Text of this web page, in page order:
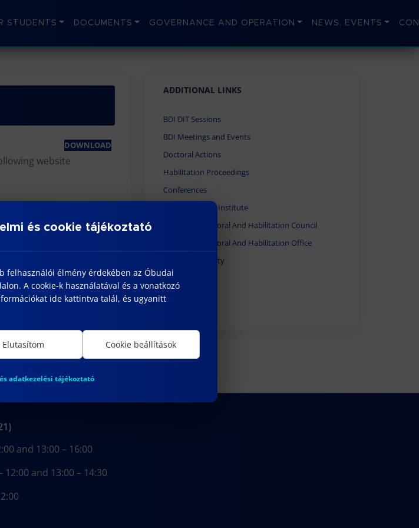
STUDENTS DOCUMENTS GOVERNANCE AND OPERATION NEWS, EVENTS
DOWNLOAD
website
ADDITIONAL LINKS
BDI DIT Sessions
BDI Meetings and Events
Doctoral Actions
Habilitation Proceedings
Conferences
Africa Research Institute
University Doctoral And Habilitation Council
University Doctoral And Habilitation Office
Obuda University
ALUMNI
and 13:00 – 16:00
12:00 and 13:00 – 14:30
és cookie tájékoztató
felhasználói élmény érdekében az Óbudai
A cookie-k használatával és a vonatkozó
ide kattintva talál, és ugyanitt
Elutasítom Cookie beállítások
adatkezelési tájékoztató